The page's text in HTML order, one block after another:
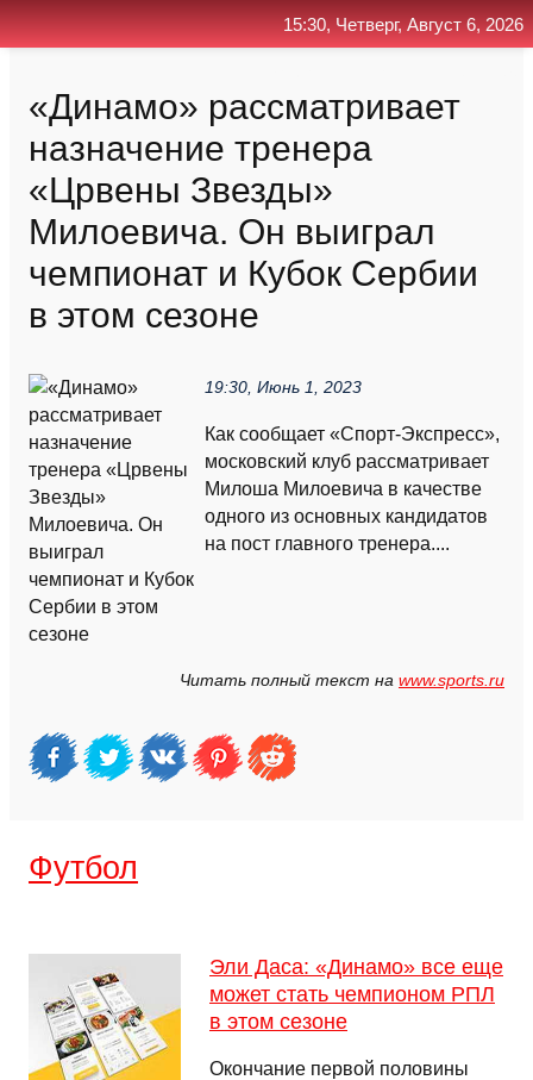
«Динамо» рассматривает
назначение тренера
«Црвены Звезды»
Милоевича. Он выиграл
чемпионат и Кубок Сербии
в этом сезоне
19:30, Июнь 1, 2023
Как сообщает «Спорт-Экспресс»,
московский клуб рассматривает
Милоша Милоевича в качестве
одного из основных кандидатов
на пост главного тренера....
Читать полный текст на www.sports.ru
Футбол
Эли Даса: «Динамо» все еще
может стать чемпионом РПЛ
в этом сезоне
Окончание первой половины
15:30, Четверг, Август 6, 2026